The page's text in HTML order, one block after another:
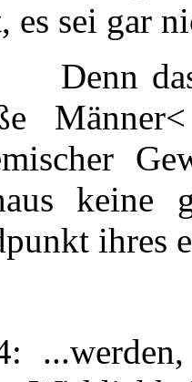
es sei gar
das
keine
ihres